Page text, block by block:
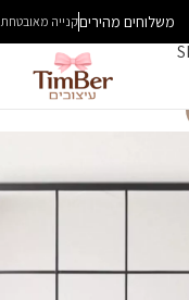
משלוחים מהיריםקנייה מאובטחת